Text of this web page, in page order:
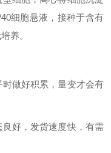
细胞悬液，接种于含有
养。
做好积累，量变才会有
良好，发货速度快，有需